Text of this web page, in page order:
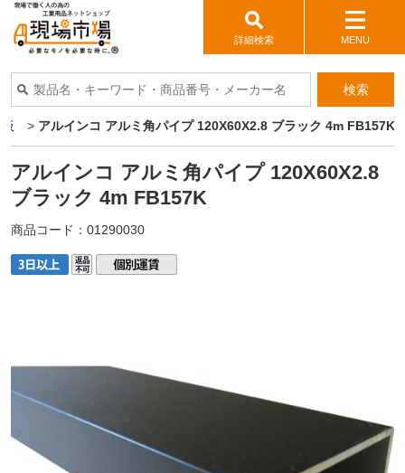
詳細検索 MENU
検索
> アルインコ アルミ角パイプ 120X60X2.8 ブラック 4m FB157K
アルインコ アルミ角パイプ 120X60X2.8
ブラック 4m FB157K
商品コード： 01290030